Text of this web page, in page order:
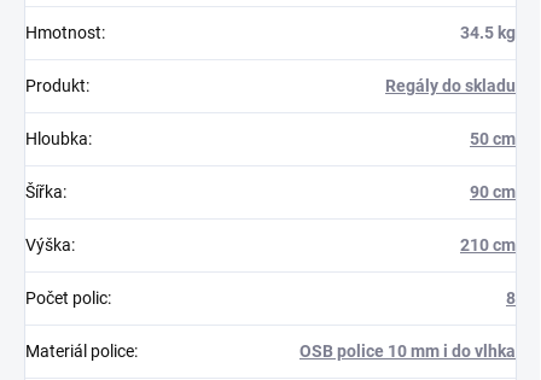
Hmotnost: 34.5 kg
Produkt: Regály do skladu
Hloubka: 50 cm
Šířka: 90 cm
Výška: 210 cm
Počet polic: 8
Materiál police: OSB police 10 mm i do vlhka